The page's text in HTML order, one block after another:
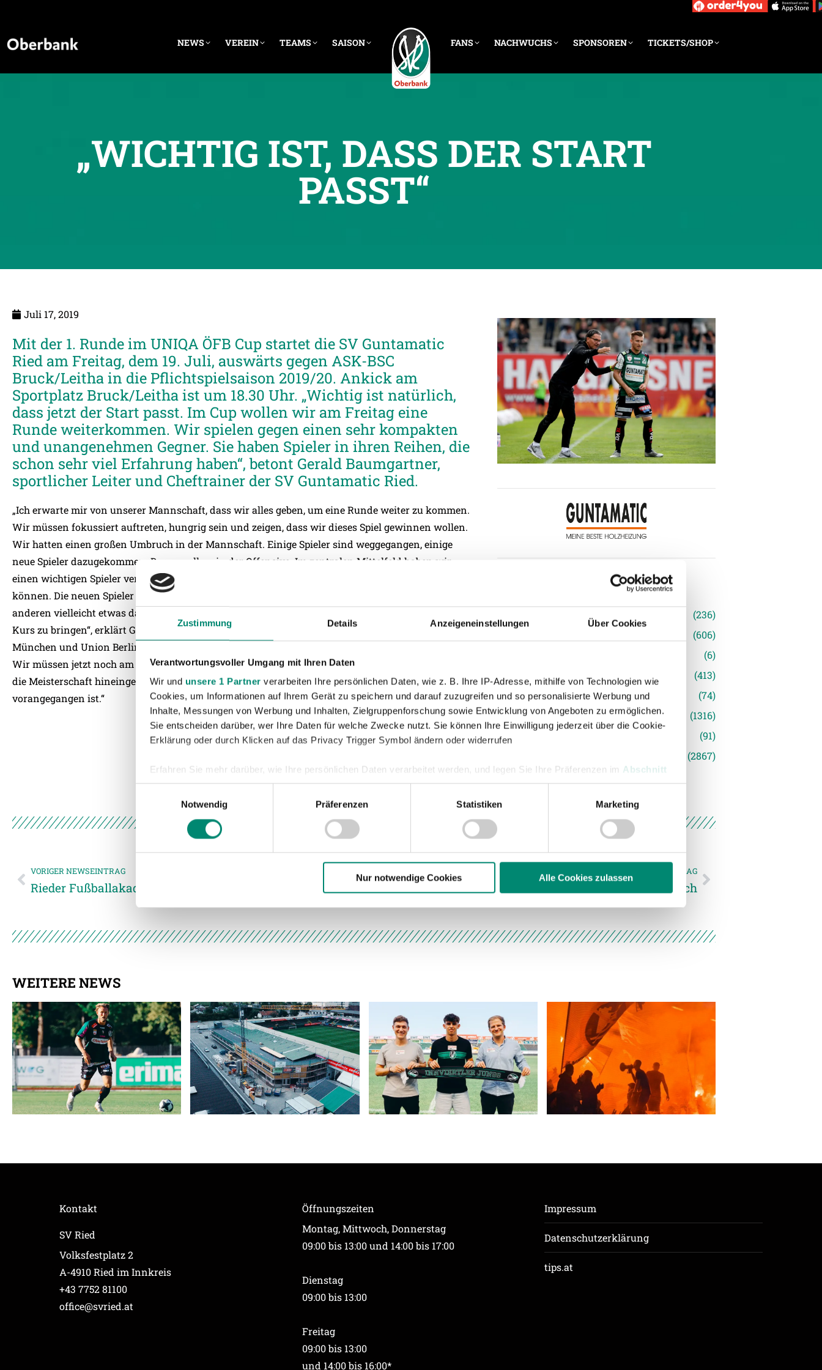
Zustimmung Details Anzeigeneinstellungen Über Cookies
Verantwortungsvoller Umgang mit Ihren Daten
Wir und unsere 1 Partner verarbeiten Ihre persönlichen Daten, wie z. B. Ihre IP-Adresse, mithilfe von Technologien wie
Cookies, um Informationen auf Ihrem Gerät zu speichern und darauf zuzugreifen und so personalisierte Werbung und
Inhalte, Messungen von Werbung und Inhalten, Zielgruppenforschung sowie Entwicklung von Angeboten zu ermöglichen.
Sie entscheiden darüber, wer Ihre Daten für welche Zwecke nutzt. Sie können Ihre Einwilligung jederzeit über die Cookie-
Erklärung oder durch Klicken auf das Privacy Trigger Symbol ändern oder widerrufen
Erfahren Sie mehr darüber, wie Ihre persönlichen Daten verarbeitet werden, und legen Sie Ihre Präferenzen im Abschnitt
Einzelheitenfest.
und die Zugriffe auf unsere Website zu analysieren. Außerdem geben wir Informationen zu Ihrer Verwendung unserer
Notwendig
Präferenzen Statistiken Marketing
Nur notwendige Cookies Alle Cookies zulassen
NEWS VEREIN TEAMS SAISON FANS NACHWUCHS SPONSOREN TICKETS/SHOP
„WICHTIG IST, DASS DER START
PASST“
Juli 17, 2019
Mit der 1. Runde im UNIQA ÖFB Cup startet die SV Guntamatic
Ried am Freitag, dem 19. Juli, auswärts gegen ASK-BSC
Bruck/Leitha in die Pflichtspielsaison 2019/20. Ankick am
Sportplatz Bruck/Leitha ist um 18.30 Uhr. „Wichtig ist natürlich,
dass jetzt der Start passt. Im Cup wollen wir am Freitag eine
Runde weiterkommen. Wir spielen gegen einen sehr kompakten
und unangenehmen Gegner. Sie haben Spieler in ihren Reihen, die
schon sehr viel Erfahrung haben“, betont Gerald Baumgartner,
sportlicher Leiter und Cheftrainer der SV Guntamatic Ried.
„Ich erwarte mir von unserer Mannschaft, dass wir alles geben, um eine Runde weiter zu kommen.
Wir müssen fokussiert auftreten, hungrig sein und zeigen, dass wir dieses Spiel gewinnen wollen.
Wir hatten einen großen Umbruch in der Mannschaft. Einige Spieler sind weggegangen, einige
neue Spieler dazugekommen. Das vor allem in der Offensive. Im zentralen Mittelfeld haben wir
einen wichtigen Spieler verloren. Dafür mit Stefan Nutz einen sehr erfahrenen Spieler holen
können. Die neuen Spieler gilt es jetzt zu integrieren. Das wird bei einem schneller gehen und bei
anderen vielleicht etwas dauern. Wir werden versuchen, die Mannschaft schnellstmöglich auf
Kurs zu bringen“, erklärt Gerald Baumgartner. „Mit den ersten beiden Halbzeiten gegen 1860
München und Union Berlin war ich nicht zufrieden. Ansonsten war die Vorbereitung in Ordnung.
Wir müssen jetzt noch am Feintuning unseres Spielsystems arbeiten. Das ist ein Prozess, der bis in
die Meisterschaft hineingeht. Ich bin aber zufrieden mit dem, was in der Vorbereitung
vorangegangen ist.“
(236)
(606)
(6)
Junge Wikinger Ried
(413)
Nachwuchs
(74)
Profis
(1316)
Ticketing
(91)
(2867)
VORIGER NEWSEINTRAG
Rieder Fußballakademie feierte Saisonabschluss
NÄCHSTER NEWSEINTRAG
SV Ried Kicker besuchten Fußballcamp in Senftenbach
WEITERE NEWS
Kontakt
SV Ried
Volksfestplatz 2
A-4910 Ried im Innkreis
+43 7752 81100
office@svried.at
Öffnungszeiten
Montag, Mittwoch, Donnerstag
09:00 bis 13:00 und 14:00 bis 17:00
Dienstag
09:00 bis 13:00
Freitag
09:00 bis 13:00
und 14:00 bis 16:00*
Impressum
Datenschutzerklärung
tips.at